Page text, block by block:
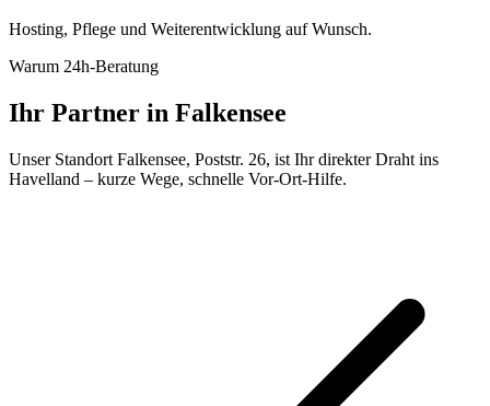
Hosting, Pflege und Weiterentwicklung auf Wunsch.
Warum 24h-Beratung
Ihr Partner in Falkensee
Unser Standort Falkensee, Poststr. 26, ist Ihr direkter Draht ins
Havelland – kurze Wege, schnelle Vor-Ort-Hilfe.